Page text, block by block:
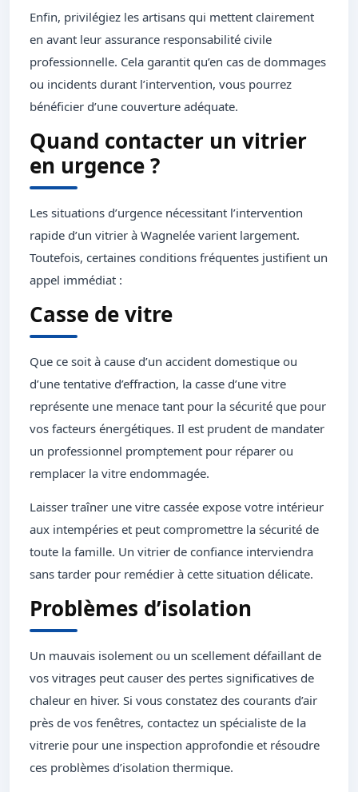
Enfin, privilégiez les artisans qui mettent clairement
en avant leur assurance responsabilité civile
professionnelle. Cela garantit qu’en cas de dommages
ou incidents durant l’intervention, vous pourrez
bénéficier d’une couverture adéquate.
Quand contacter un vitrier
en urgence ?
Les situations d’urgence nécessitant l’intervention
rapide d’un vitrier à Wagnelée varient largement.
Toutefois, certaines conditions fréquentes justifient un
appel immédiat :
Casse de vitre
Que ce soit à cause d’un accident domestique ou
d’une tentative d’effraction, la casse d’une vitre
représente une menace tant pour la sécurité que pour
vos facteurs énergétiques. Il est prudent de mandater
un professionnel promptement pour réparer ou
remplacer la vitre endommagée.
Laisser traîner une vitre cassée expose votre intérieur
aux intempéries et peut compromettre la sécurité de
toute la famille. Un vitrier de confiance interviendra
sans tarder pour remédier à cette situation délicate.
Problèmes d’isolation
Un mauvais isolement ou un scellement défaillant de
vos vitrages peut causer des pertes significatives de
chaleur en hiver. Si vous constatez des courants d’air
près de vos fenêtres, contactez un spécialiste de la
vitrerie pour une inspection approfondie et résoudre
ces problèmes d’isolation thermique.